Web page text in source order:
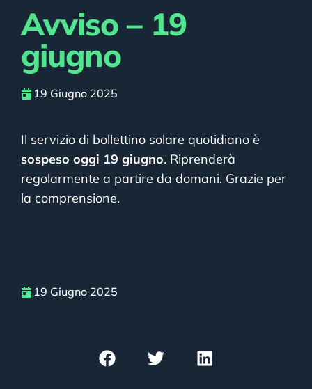
Avviso – 19
giugno
19 Giugno 2025
Il servizio di bollettino solare quotidiano è
sospeso oggi 19 giugno. Riprenderà
regolarmente a partire da domani. Grazie per
la comprensione.
19 Giugno 2025